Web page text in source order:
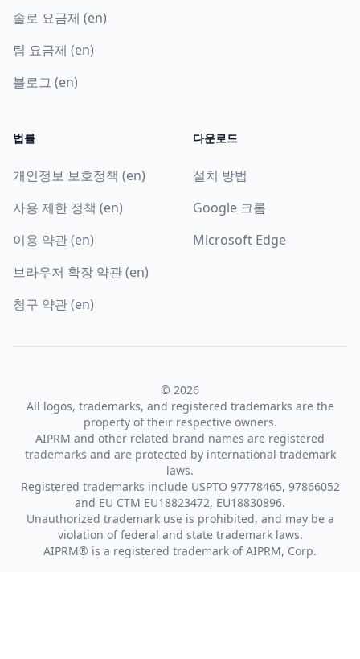
솔로 요금제 (en)
팀 요금제 (en)
블로그 (en)
법률
개인정보 보호정책 (en)
사용 제한 정책 (en)
이용 약관 (en)
브라우저 확장 약관 (en)
청구 약관 (en)
다운로드
설치 방법
Google 크롬
Microsoft Edge
© 2026
All logos, trademarks, and registered trademarks are the
property of their respective owners.
AIPRM and other related brand names are registered
trademarks and are protected by international trademark
laws.
Registered trademarks include USPTO 97778465, 97866052
and EU CTM EU18823472, EU18830896.
Unauthorized trademark use is prohibited, and may be a
violation of federal and state trademark laws.
AIPRM® is a registered trademark of AIPRM, Corp.